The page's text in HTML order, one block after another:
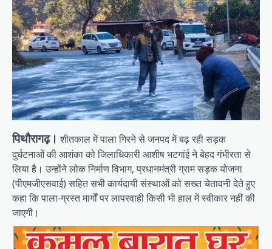
पिथौरागढ़। शीतकाल में पाला गिरने से जनपद में बढ़ रही सड़क
दुर्घटनाओं की आशंका को जिलाधिकारी आशीष भटगांई ने बेहद गंभीरता से
लिया है। उन्होंने लोक निर्माण विभाग, प्रधानमंत्री ग्राम सड़क योजना
(पीएमजीएसवाई) सहित सभी कार्यदायी संस्थाओं को सख्त चेतावनी देते हुए
कहा कि पाला-ग्रस्त मार्गों पर लापरवाही किसी भी हाल में स्वीकार नहीं की
जाएगी।